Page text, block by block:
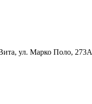
ул. Марко Поло, 273А